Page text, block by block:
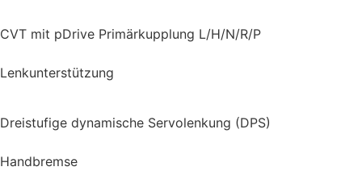
CVT mit pDrive Primärkupplung L/H/N/R/P
Lenkunterstützung
Dreistufige dynamische Servolenkung (DPS)
Handbremse